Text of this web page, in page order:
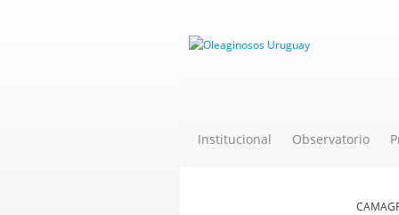
Institucional Observatorio